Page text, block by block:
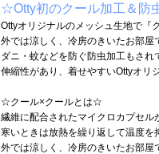
☆Otty初のクール加工＆防
Ottyオリジナルのメッシュ生地で『
外では涼しく、冷房のきいたお部
ダニ・蚊などを防ぐ防虫加工もさ
伸縮性があり、着せやすいOttyオリ
☆クール×クールとは☆
繊維に配合されたマイクロカプセ
寒いときは放熱を繰り返して温度を
外では涼しく、冷房のきいたお部屋